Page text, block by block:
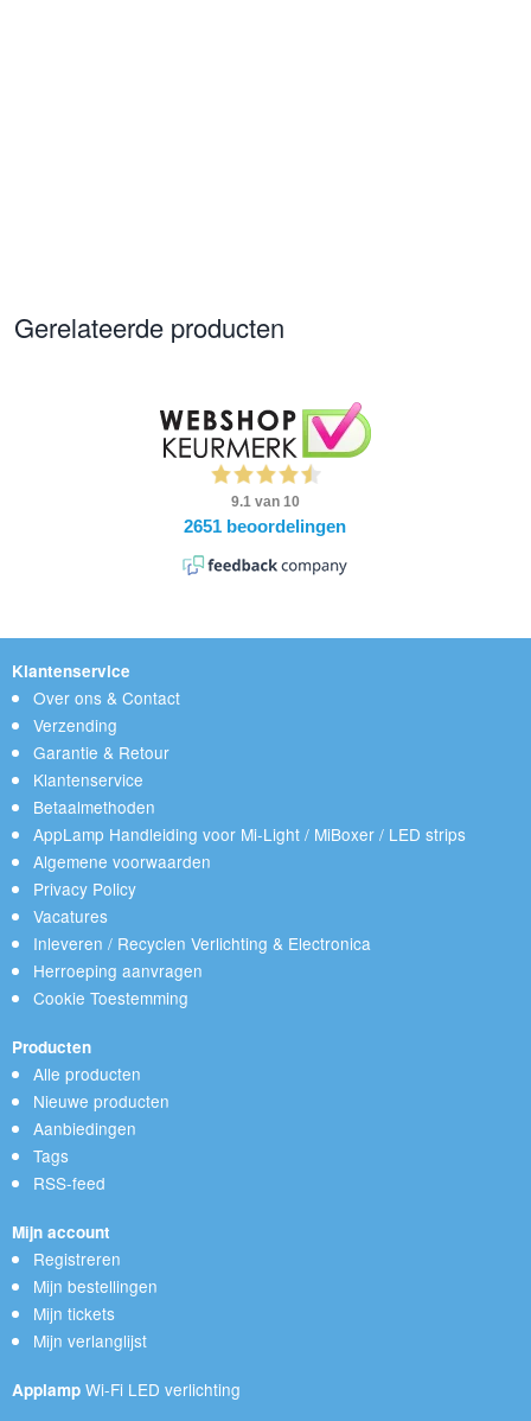
Gerelateerde producten
Klantenservice
Over ons & Contact
Verzending
Garantie & Retour
Klantenservice
Betaalmethoden
AppLamp Handleiding voor Mi-Light / MiBoxer / LED strips
Algemene voorwaarden
Privacy Policy
Vacatures
Inleveren / Recyclen Verlichting & Electronica
Herroeping aanvragen
Cookie Toestemming
Producten
Alle producten
Nieuwe producten
Aanbiedingen
Tags
RSS-feed
Mijn account
Registreren
Mijn bestellingen
Mijn tickets
Mijn verlanglijst
Applamp Wi-Fi LED verlichting